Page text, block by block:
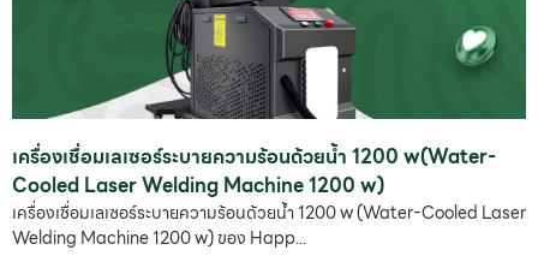
เครื่องเชื่อมเลเซอร์ระบายความร้อนด้วยน้ำ 1200 w(Water-
Cooled Laser Welding Machine 1200 w)
เครื่องเชื่อมเลเซอร์ระบายความร้อนด้วยน้ำ 1200 w (Water-Cooled Laser
Welding Machine 1200 w) ของ Happ...